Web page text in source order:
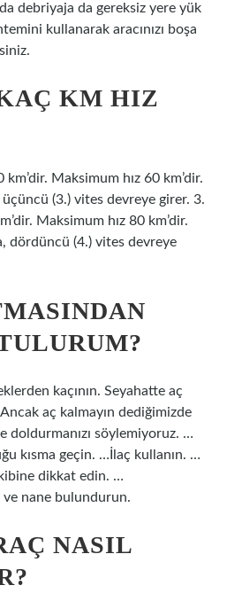
debriyaja da gereksiz yere yük
kullanarak aracınızı boşa
KM HIZ
Maksimum hız 60 km’dir.
üçüncü (3.) vites devreye girer. 3.
Maksimum hız 80 km’dir.
dördüncü (4.) vites devreye
kaçının. Seyahatte aç
aç kalmayın dediğimizde
doldurmanızı söylemiyoruz. …
kısma geçin. …İlaç kullanın. …
dikkat edin. …
ve nane bulundurun.
NASIL